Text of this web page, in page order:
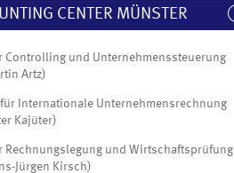
CENTER MÜNSTER
Controlling und Unternehmenssteuerung
Artz)
für Internationale Unternehmensrechnung
Kajüter)
Rechnungslegung und Wirtschaftsprüfung
Jürgen Kirsch)